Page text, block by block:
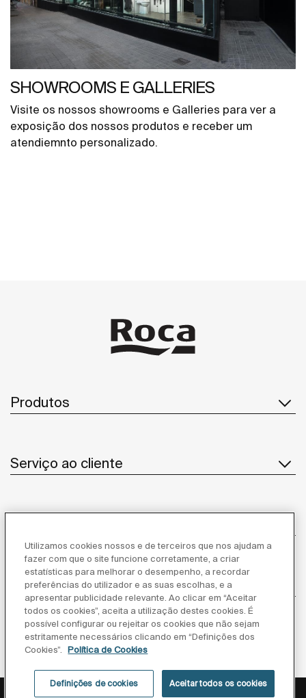
SHOWROOMS E GALLERIES
Visite os nossos showrooms e Galleries para ver a
exposição dos nossos produtos e receber um
atendiemnto personalizado.
Produtos
Serviço ao cliente
Inspiração
Siga-nos
Política de privacidade
Utilizamos cookies nossos e de terceiros que nos ajudam a
fazer com que o site funcione corretamente, a criar
estatísticas para melhorar o desempenho, a recordar
preferências do utilizador e as suas escolhas, e a
apresentar publicidade relevante. Ao clicar em “Aceitar
todos os cookies”, aceita a utilização destes cookies. É
possível configurar ou rejeitar os cookies que não sejam
estritamente necessários clicando em “Definições dos
Cookies”.
Política de Cookies
Definições de cookies Aceitar todos os cookies